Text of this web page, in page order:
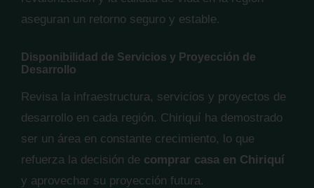
aseguran un retorno seguro y estable.
Disponibilidad de Servicios y Proyección de
Desarrollo
Revisa la infraestructura, servicios y proyectos de
desarrollo en cada región. Chiriquí ha demostrado
ser un área en constante crecimiento, lo que
refuerza la decisión de comprar casa en Chiriquí
y aprovechar su proyección futura.